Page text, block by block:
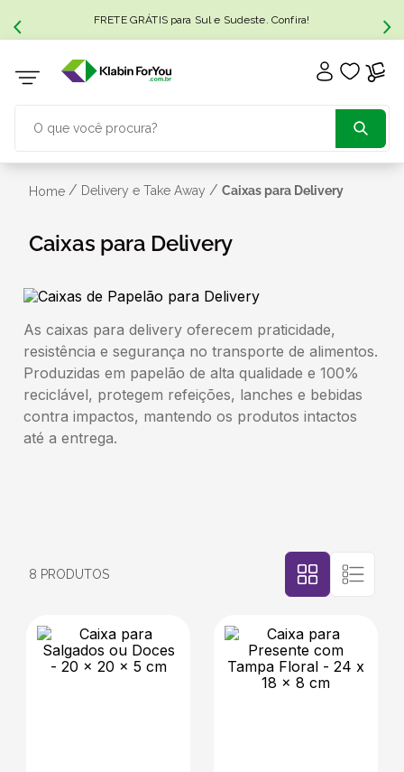
FRETE GRÁTIS para Sul e Sudeste. Confira!
Home / Delivery e Take Away / Caixas para Delivery
Caixas para Delivery
As caixas para delivery oferecem praticidade,
resistência e segurança no transporte de alimentos.
Produzidas em papelão de alta qualidade e 100%
reciclável, protegem refeições, lanches e bebidas
contra impactos, mantendo os produtos intactos
até a entrega.
8 PRODUTOS
TERMOS MAIS BUSCADOS
1º
2
3º caixa sedex
4 º transporte
bebidas
papel semente